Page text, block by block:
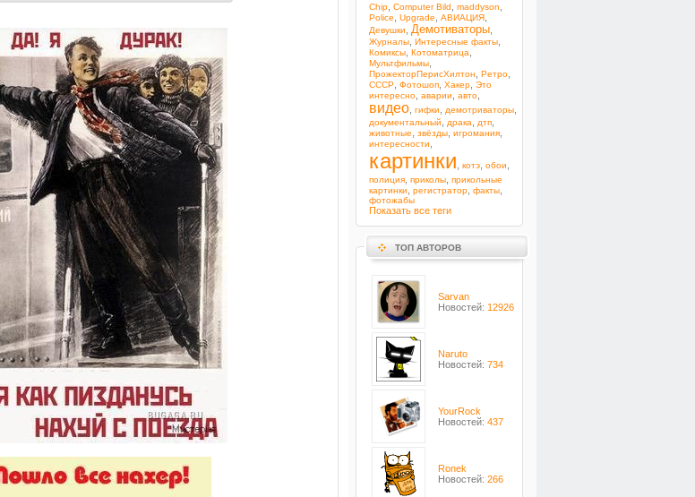
Chip Computer Bild maddyson
Police Upgrade АВИАЦИЯ
Девушки Демотиваторы
Журналы Интересные факты
Комиксы Котоматрица
Мультфильмы
ПрожекторПерисХилтон Ретро
СССР Фотошоп Хакер Это
интересно аварии авто
видео гифки демотриваторы
документальный драка дтп
животные звёзды игромания
интересности
картинки котэ обои
полиция приколы прикольные
картинки
регистратор факты
фотожабы
Показать все теги
ТОП АВТОРОВ
Sarvan
Новостей: 12926
Naruto
Новостей: 734
YourRock
Новостей: 437
Ronek
Новостей: 266